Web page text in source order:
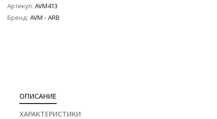
Артикул: AVM413
Бренд: AVM - ARB
ОПИСАНИЕ
ХАРАКТЕРИСТИКИ